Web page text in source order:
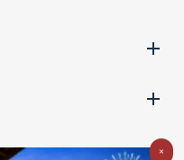
×